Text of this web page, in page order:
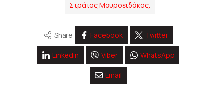
Στράτος Μαυροειδάκος.
Share Facebook Twitter
Linkedin Viber WhatsApp
Email